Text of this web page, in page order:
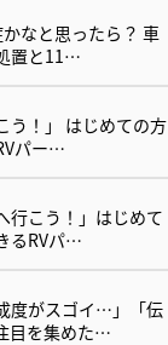
かなと思ったら？ 車
置と11…
う！」 はじめての方
パー…
行こう！」はじめて
るRVパ…
度がスゴイ…」「伝
目を集めた…